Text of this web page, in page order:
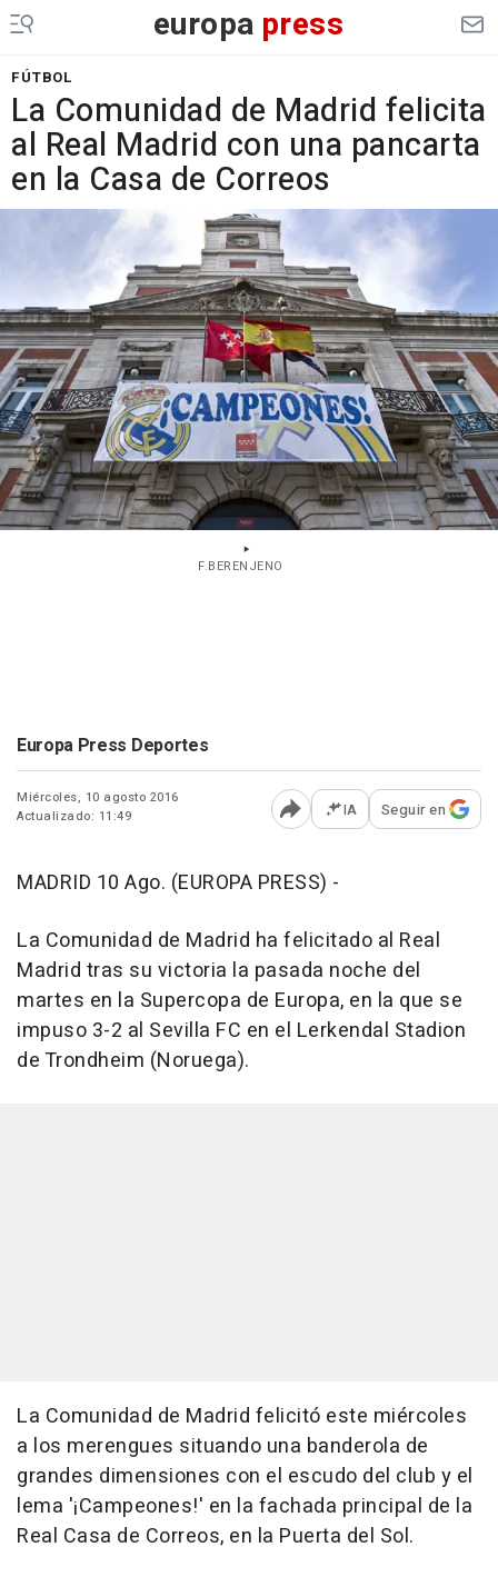
europa press
FÚTBOL
La Comunidad de Madrid felicita
al Real Madrid con una pancarta
en la Casa de Correos
F.BERENJENO
Europa Press Deportes
Miércoles, 10 agosto 2016
Actualizado: 11:49
Abrir opciones para
IA Seguir en
MADRID 10 Ago. (EUROPA PRESS) -
La Comunidad de Madrid ha felicitado al Real
Madrid tras su victoria la pasada noche del
martes en la Supercopa de Europa, en la que se
impuso 3-2 al Sevilla FC en el Lerkendal Stadion
de Trondheim (Noruega).
La Comunidad de Madrid felicitó este miércoles
a los merengues situando una banderola de
grandes dimensiones con el escudo del club y el
lema '¡Campeones!' en la fachada principal de la
Real Casa de Correos, en la Puerta del Sol.